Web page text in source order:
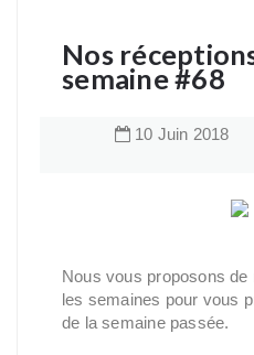
Nos
semaine #68
10 Juin 2018
Nous vous proposons
les semaines pour vous
de la semaine passée.